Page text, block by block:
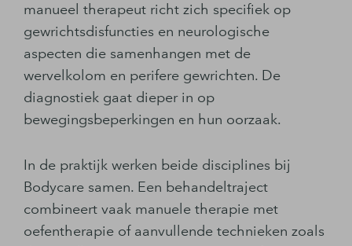
manueel therapeut richt zich specifiek op
gewrichtsdisfuncties en neurologische
aspecten die samenhangen met de
wervelkolom en perifere gewrichten. De
diagnostiek gaat dieper in op
bewegingsbeperkingen en hun oorzaak.
In de praktijk werken beide disciplines bij
Bodycare samen. Een behandeltraject
combineert vaak manuele therapie met
oefentherapie of aanvullende technieken zoals